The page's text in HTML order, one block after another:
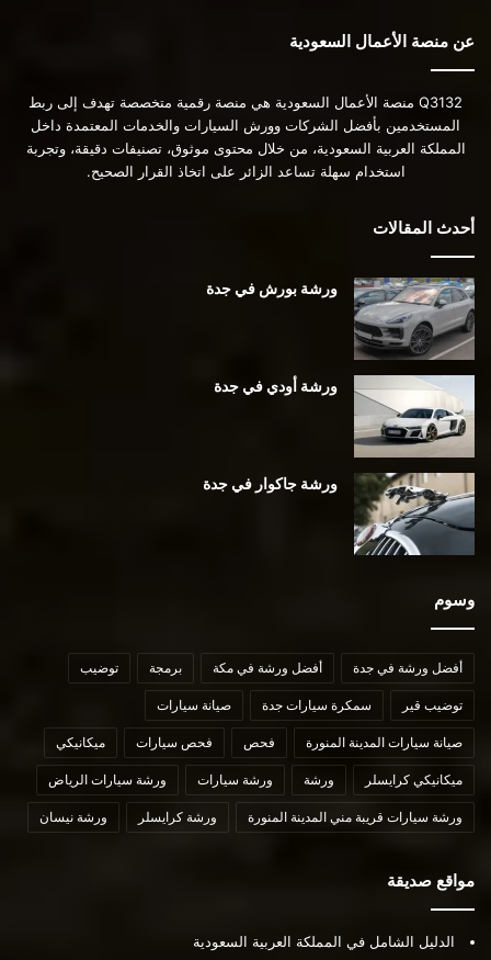
عن منصة الأعمال السعودية
Q3132 منصة الأعمال السعودية هي منصة رقمية متخصصة تهدف إلى ربط
المستخدمين بأفضل الشركات وورش السيارات والخدمات المعتمدة داخل
المملكة العربية السعودية، من خلال محتوى موثوق، تصنيفات دقيقة، وتجربة
استخدام سهلة تساعد الزائر على اتخاذ القرار الصحيح.
أحدث المقالات
ورشة بورش في جدة
ورشة أودي في جدة
ورشة جاكوار في جدة
وسوم
أفضل ورشة في جدة أفضل ورشة في مكة برمجة توضيب
توضيب قير سمكرة سيارات جدة صيانة سيارات
صيانة سيارات المدينة المنورة فحص فحص سيارات ميكانيكي
ميكانيكي كرايسلر ورشة ورشة سيارات ورشة سيارات الرياض
ورشة سيارات قريبة مني المدينة المنورة ورشة كرايسلر ورشة نيسان
مواقع صديقة
الدليل الشامل في المملكة العربية السعودية